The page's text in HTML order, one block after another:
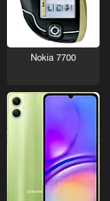
Nokia 7700